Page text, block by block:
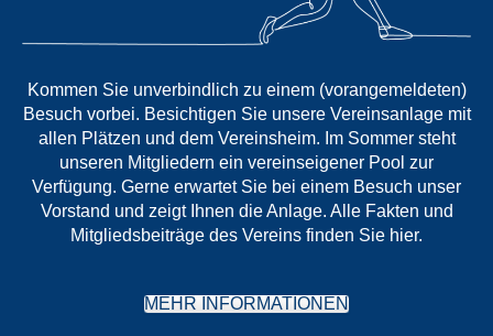
Kommen Sie unverbindlich zu einem (vorangemeldeten)
Besuch vorbei. Besichtigen Sie unsere Vereinsanlage mit
allen Plätzen und dem Vereinsheim. Im Sommer steht
unseren Mitgliedern ein vereinseigener Pool zur
Verfügung. Gerne erwartet Sie bei einem Besuch unser
Vorstand und zeigt Ihnen die Anlage. Alle Fakten und
Mitgliedsbeiträge des Vereins finden Sie hier.
MEHR INFORMATIONEN